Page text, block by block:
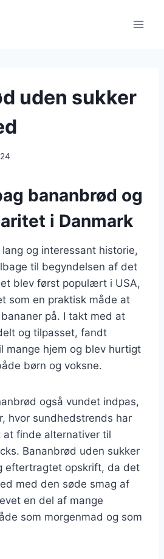
uden sukker
bananbrød og
i Danmark
og interessant historie,
til begyndelsen af det
blev først populært i USA,
som en praktisk måde at
på. I takt med at
og tilpasset, fandt
mange hjem og blev hurtigt
børn og voksne.
også vundet indpas,
hvor sundhedstrends har
finde alternativer til
Bananbrød uden sukker
eftertragtet opskrift, da det
med den søde smag af
en del af mange
som morgenmad og som